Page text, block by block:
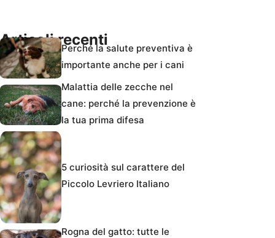
Articoli recentiPerché la salute preventiva è
importante anche per i cani
Malattia delle zecche nel
cane: perché la prevenzione è
la tua prima difesa
5 curiosità sul carattere del
Piccolo Levriero Italiano
Rogna del gatto: tutte le